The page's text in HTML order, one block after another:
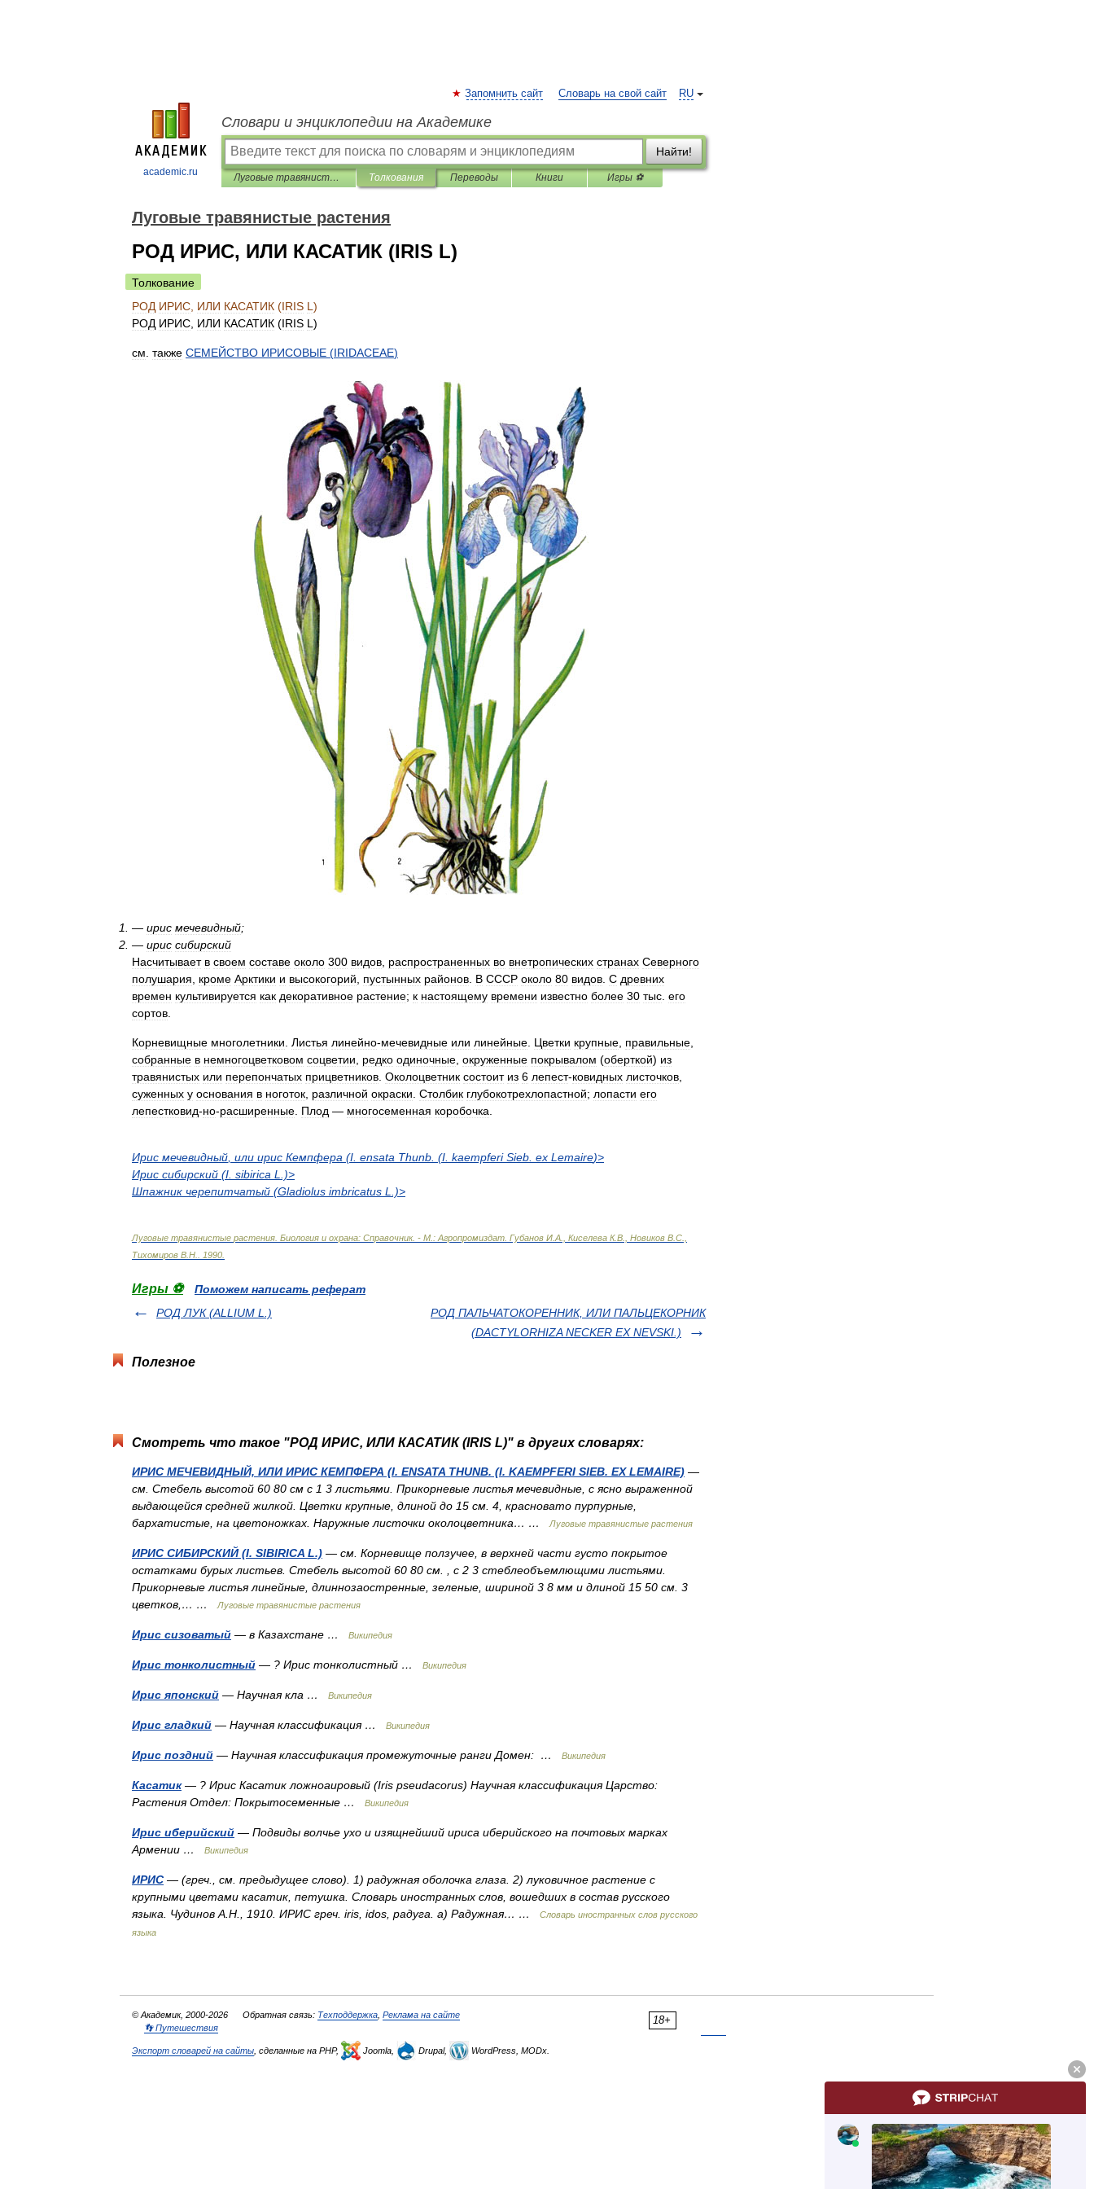
academic.ru
RU
Запомнить сайт Словарь на свой сайт
Словари и энциклопедии на Академике
Найти!
Лyговые травянистые растения Толкования Переводы Книги Игры ⚽
Лyговые травянистые растения
РОД ИРИС, ИЛИ КАСАТИК (IRIS L)
Толкование
РОД ИРИС ИЛИ КАСАТИК (IRIS L )
РОД ИРИС ИЛИ КАСАТИК (IRIS L )
см также СЕМЕЙСТВО ИРИСОВЫЕ (IRIDACEAE)
— ирис мечевидный;
— ирис сибирский
Насчитывает в своем составе около 300 видов распространенных во внетропических странах Северного
полушария
кроме Арктики и высокогорий пустынных районов В СССР около 80 видов С древних
времен культивируется как декоративное растение; к настоящему времени известно более 30 тыс его
сортов
Корневищные многолетники Листья линейно-мечевидные или линейные Цветки крупные правильные
собранные в немногоцветковом соцветии редко одиночные окруженные покрывалом (оберткой) из
травянистых или перепончатых прицветников Околоцветник состоит из 6 лепест-ковидных листочков
суженных у основания в ноготок различной окраски Столбик глубокотрехлопастной; лопасти его
лепестковид-но-расширенные Плод — многосеменная коробочка
Ирис мечевидный или ирис Кемпфера (I ensata Thunb . (I kaempferi Sieb ex Lemaire)>
Ирис сибирский (I sibirica L .)>
Шпажник черепитчатый (Gladiolus imbricatus L .)>
Лyговые травянистые растения Биология и охрана: Справочник. - М : Агропромиздат Губанов И А Киселева К.В Новиков В С
Тихомиров В Н 1990
Игры ⚽
Поможем написать реферат
РОД ЛУК (ALLIUM L.)
РОД ПАЛЬЧАТОКОРЕННИК, ИЛИ ПАЛЬЦЕКОРНИК
(DACTYLORHIZA NECKER ЕХ NEVSKI.)
Полезное
Смотреть что такое "РОД ИРИС, ИЛИ КАСАТИК (IRIS L)" в других словарях:
ИРИС МЕЧЕВИДНЫЙ, ИЛИ ИРИС КЕМПФЕРА (I. ENSATA THUNB. (I. KAEMPFERI SIEB. EX LEMAIRE) —
см. Стебель высотой 60 80 см с 1 3 листьями. Прикорневые листья мечевидные, с ясно выраженной
выдающейся средней жилкой. Цветки крупные, длиной до 15 см. 4, красновато пурпурные,
бархатистые, на цветоножках. Наружные листочки околоцветника… …
Лyговые травянистые растения
ИРИС СИБИРСКИЙ (I. SIBIRICA L.) — см. Корневище ползучее, в верхней части густо покрытое
остатками бурых листьев. Стебель высотой 60 80 см. , с 2 3 стеблеобъемлющими листьями.
Прикорневые листья линейные, длиннозаостренные, зеленые, шириной 3 8 мм и длиной 15 50 см. 3
цветков,… …
Лyговые травянистые растения
Ирис сизоватый — в Казахстане … Википедия
Ирис тонколистный — ? Ирис тонколистный … Википедия
Ирис японский — Научная кла … Википедия
Ирис гладкий — Научная классификация … Википедия
Ирис поздний — Научная классификация промежуточные ранги Домен: … Википедия
Касатик— ? Ирис Касатик ложноаировый (Iris pseudacorus) Научная классификация Царство:
Растения Отдел: Покрытосеменные …
Википедия
Ирис иберийский — Подвиды волчье ухо и изящнейший ириса иберийского на почтовых марках
Армении …
Википедия
ИРИС— (греч., см. предыдущее слово). 1) радужная оболочка глаза. 2) луковичное растение с
крупными цветами касатик, петушка. Словарь иностранных слов, вошедших в состав русского
языка. Чудинов А.Н., 1910. ИРИС греч. iris, idos, радуга. а) Радужная… …
Словарь иностранных слов русского
языка
18+
© Академик, 2000-2026 Обратная связь: Техподдержка Реклама на сайте
👣 Путешествия
Экспорт словарей на сайты , сделанные на PHP, Joomla, Drupal, WordPress, MODx.